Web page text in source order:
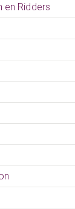
en Ridders